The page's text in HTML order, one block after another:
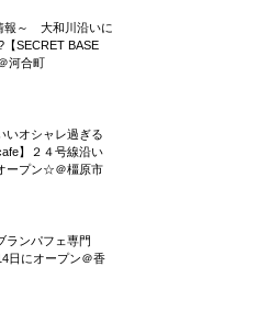
報～ 大和川沿いに
【SECRET BASE
河合町
いオシャレ過ぎる
】２４号線沿い
ープン☆＠橿原市
ランパフェ専門
日にオープン＠香